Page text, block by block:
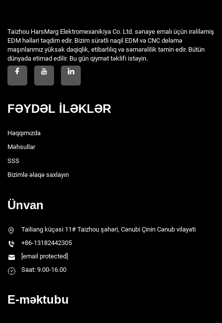
Taizhou HarsMarg Elektromexanikiya Co. Ltd. sənaye emalı üçün irəliləmiş
EDM həlləri təqdim edir. Bizim sürətli naqil EDM və CNC deləmə
maşınlarımız yüksək dəqiqlik, etibarlılıq və səmərəlilik təmin edir. Bütün
dünyada etimad edilir. Bu gün qiymət təklifi istəyin.
FƏYDƏL İLƏKLƏR
Haqqımızda
Məhsullar
SSS
Bizimlə əlaqə saxlayın
Ünvan
Tailiang küçəsi 11# Taizhou şəhəri, Cənubi Çinin Cənub vilayəti
+86-13182442305
[email protected]
Saat: 9.00-16.00
E-məktubu